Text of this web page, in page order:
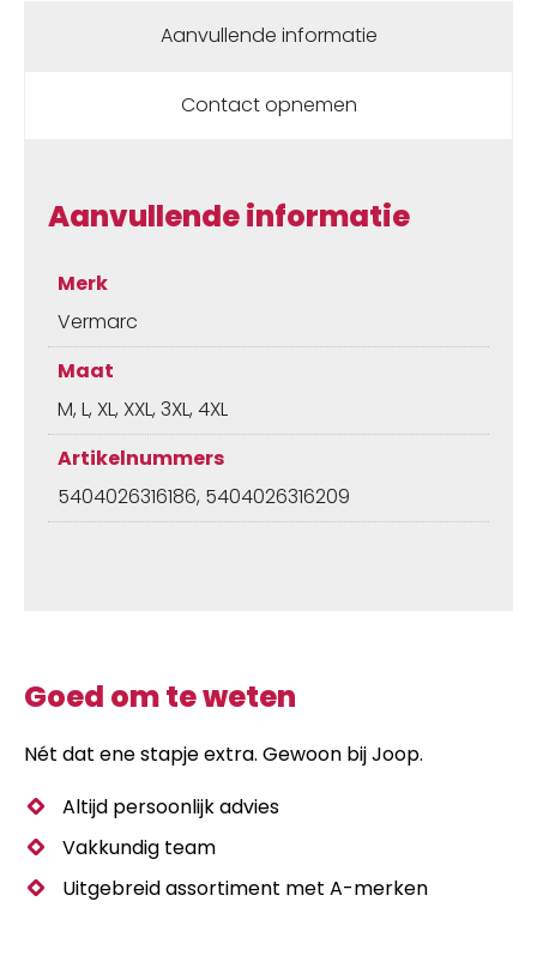
Aanvullende informatie
Contact opnemen
Aanvullende informatie
Merk
Vermarc
Maat
M, L, XL, XXL, 3XL, 4XL
Artikelnummers
5404026316186, 5404026316209
Goed om te weten
Nét dat ene stapje extra. Gewoon bij Joop.
Altijd persoonlijk advies
Vakkundig team
Uitgebreid assortiment met A-merken